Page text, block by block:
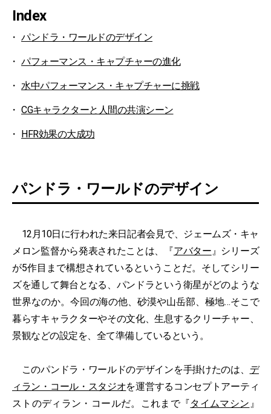
Index
パンドラ・ワールドのデザイン
パフォーマンス・キャプチャーの進化
水中パフォーマンス・キャプチャーに挑戦
CGキャラクターと人間の共演シーン
HFR効果の大成功
パンドラ・ワールドのデザイン
12月10日に行われた来日記者会見で、ジェームズ・キャ
メロン監督から発表されたことは、『アバター』シリーズ
が5作目まで構想されているということだ。そしてシリー
ズを通して舞台となる、パンドラという衛星がどのような
世界なのか。今回の海の他、砂漠や山岳部、極地…そこで
暮らすキャラクターやその文化、生息するクリーチャー、
景観などの設定を、全て準備しているという。
このパンドラ・ワールドのデザインを手掛けたのは、 デ
ィラン・コール・スタジオを運営するコンセプトアーティ
ストのディラン・コールだ。これまで『タイムマシン 』